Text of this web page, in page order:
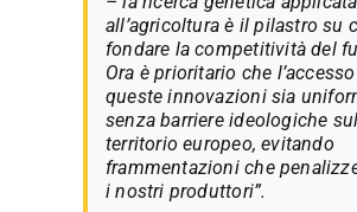
all’agricoltura è il pilastro su
fondare la competitività del
Ora è prioritario che
queste innovazioni sia
senza barriere ideologiche sul
territorio europeo, evitando
frammentazioni che
i nostri produttori”.